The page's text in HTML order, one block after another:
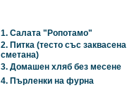
1. Салата "Ропотамо"
2. Питка (тесто със заквасена
сметана)
3. Домашен хляб без месене
4. Пърленки на фурна